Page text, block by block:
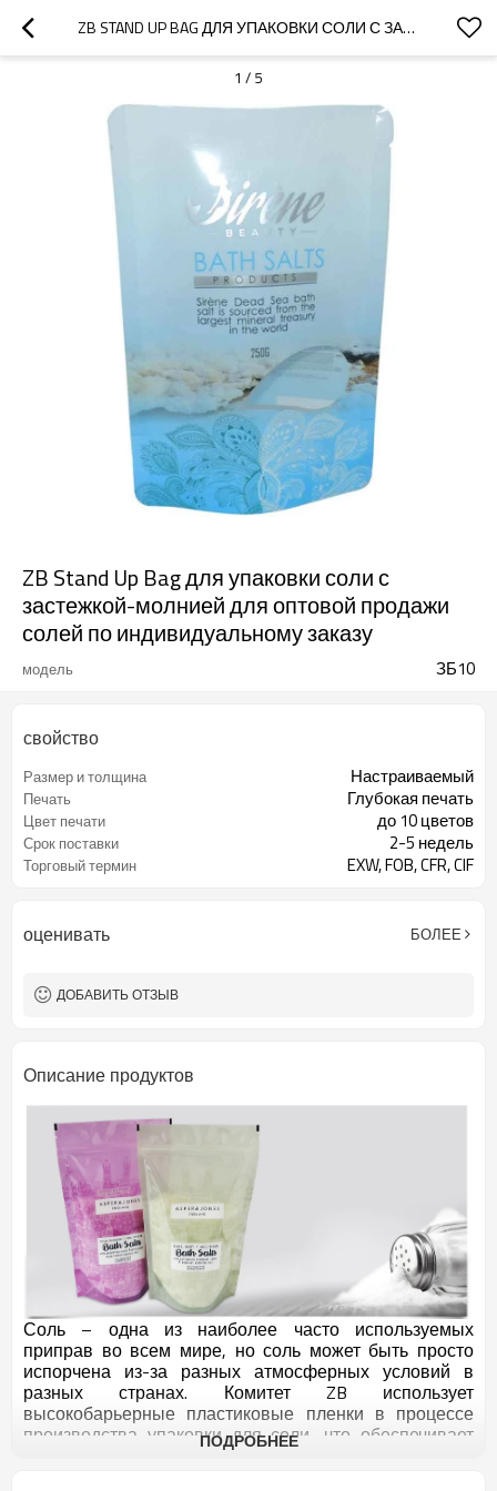
ZB STAND UP BAG ДЛЯ УПАКОВКИ СОЛИ С ЗАСТЕЖКОЙ-МОЛНИЕЙ ДЛЯ ОПТОВОЙ ПРОДАЖИ СОЛЕЙ ПО ИНДИВИДУАЛЬНОМУ ЗАКАЗУ
1 / 5
ZB Stand Up Bag для упаковки соли с
застежкой-молнией для оптовой продажи
солей по индивидуальному заказу
модель ЗБ10
свойство
Размер и толщина Настраиваемый
Печать Глубокая печать
Цвет печати до 10 цветов
Срок поставки 2-5 недель
Торговый термин EXW, FOB, CFR, CIF
оценивать БОЛЕЕ
ДОБАВИТЬ ОТЗЫВ
Описание продуктов
Соль – одна из наиболее часто используемых
приправ во всем мире, но соль может быть просто
испорчена из-за разных атмосферных условий в
разных странах. Комитет ZB использует
высокобарьерные пластиковые пленки в процессе
производства упаковки для соли, что обеспечивает
упаковке соли большую степень прочности и защиты
ПОДРОБНЕЕ